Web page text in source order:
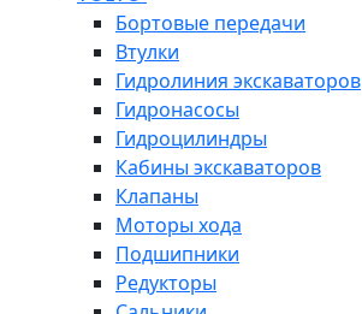
Бортовые передачи
Втулки
Гидролиния экскаваторов
Гидронасосы
Гидроцилиндры
Кабины экскаваторов
Клапаны
Моторы хода
Подшипники
Редукторы